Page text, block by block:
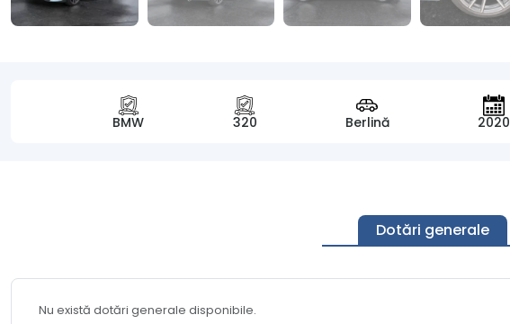
BMW 320 Berlină 2020
Dotări generale
Nu există dotări generale disponibile.